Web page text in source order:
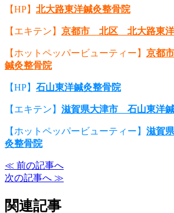
【HP】 北大路東洋鍼灸整骨院
【エキテン】 京都市 北区 北大路東洋
【ホットペッパービューティー】 京都
鍼灸整骨院
【HP】 石山東洋鍼灸整骨院
【エキテン】 滋賀県大津市 石山東洋
【ホットペッパービューティー】 滋賀
灸整骨院
≪ 前の記事へ
次の記事へ ≫
関連記事